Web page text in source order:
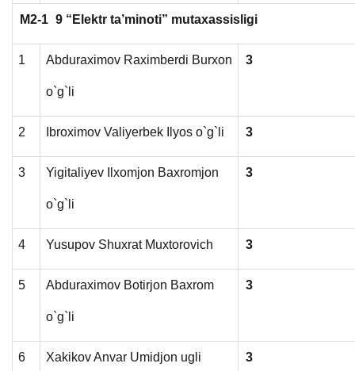
M2-1 9 “Elektr ta’minoti” mutaxassisligi
1 Abduraximov Raximberdi Burxon
o`g`li
3
2 Ibroximov Valiyerbek Ilyos o`g`li 3
3 Yigitaliyev Ilxomjon Baxromjon
o`g`li
3
4 Yusupov Shuxrat Muxtorovich 3
5 Abduraximov Botirjon Baxrom
o`g`li
3
6 Xakikov Anvar Umidjon ugli 3